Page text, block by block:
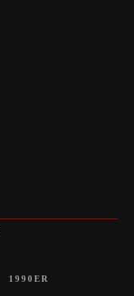
1990ER